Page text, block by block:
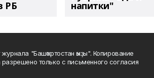
РБ напитки"
"Башҡортостан ҡыҙы". Копирование
только с письменного согласия